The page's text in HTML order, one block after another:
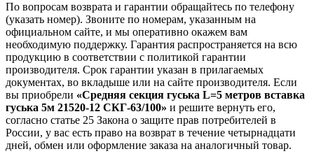
По вопросам возврата и гарантии обращайтесь по телефону
(указать номер). Звоните по номерам, указанным на
официальном сайте, и мы оперативно окажем вам
необходимую поддержку. Гарантия распространяется на всю
продукцию в соответствии с политикой гарантии
производителя. Срок гарантии указан в прилагаемых
документах, во вкладыше или на сайте производителя. Если
вы приобрели «Средняя секция гуська L=5 метров вставка
гуська 5м 21520-12 СКГ-63/100» и решите вернуть его,
согласно статье 25 Закона о защите прав потребителей в
России, у вас есть право на возврат в течение четырнадцати
дней, обмен или оформление заказа на аналогичный товар.